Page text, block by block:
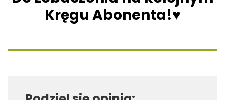
Kręgu Abonenta!♥